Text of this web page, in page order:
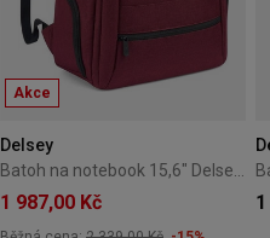
Akce
Delsey
Batoh na notebook 15,6" Delsey Element Backpacks 20L Červený
1 987,00 Kč